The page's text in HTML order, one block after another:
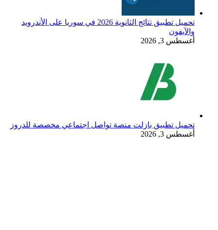
تحميل تطبيق نتائج الثانوية 2026 في سوريا على الأندرويد
والآيفون
أغسطس 3, 2026
تحميل تطبيق بازلت منصة تواصل اجتماعي مخصصة للدروز
أغسطس 3, 2026